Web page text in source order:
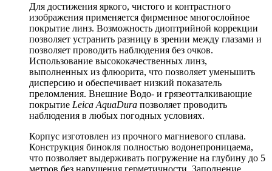
Для достижения яркого, чистого и контрастного
изображения применяется фирменное многослойное
покрытие линз. Возможность диоптрийной коррекции
позволяет устранить разницу в зрении между глазами и
позволяет проводить наблюдения без очков.
Использование высококачественных линз,
выполненных из флюорита, что позволяет уменьшить
дисперсию и обеспечивает низкий показатель
преломления. Внешние Водо- и грязеотталкивающие
покрытие Leica AquaDura позволяет проводить
наблюдения в любых погодных условиях.
Корпус изготовлен из прочного магниевого сплава.
Конструкция бинокля полностью водонепроницаема,
что позволяет выдерживать погружение на глубину до 5
метров без нарушения герметичности. Заполнение